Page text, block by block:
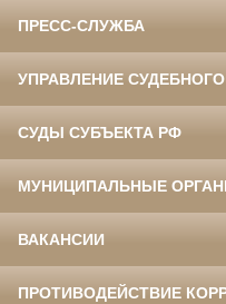
ПРЕСС-СЛУЖБА
УПРАВЛЕНИЕ
СУДЫ СУБЪЕКТА РФ
МУНИЦИПАЛЬНЫЕ
ВАКАНСИИ
ПРОТИВОДЕЙСТВИЕ